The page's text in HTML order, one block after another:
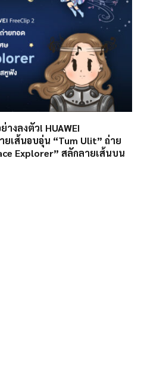
งลงตัว! HUAWEI
ยเส้นอบอุ่น “Tum Ulit” ถ่าย
Explorer” สลักลายเส้นบน